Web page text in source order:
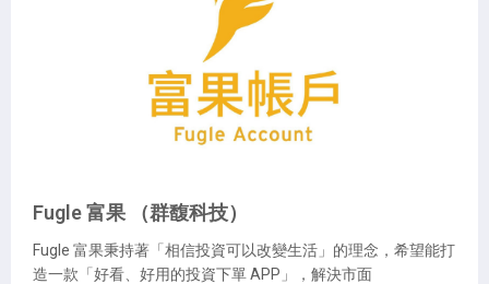
Fugle 富果 （群馥科技）
Fugle 富果秉持著「相信投資可以改變生活」的理念，希望能打
造一款「好看、好用的投資下單 APP」，解決市面